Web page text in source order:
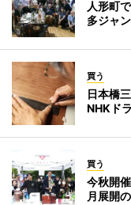
人形町
多ジャ
買う
日本橋
NHKド
買う
今秋開
月展開